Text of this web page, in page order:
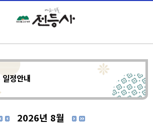
일정안내
2026년 8월